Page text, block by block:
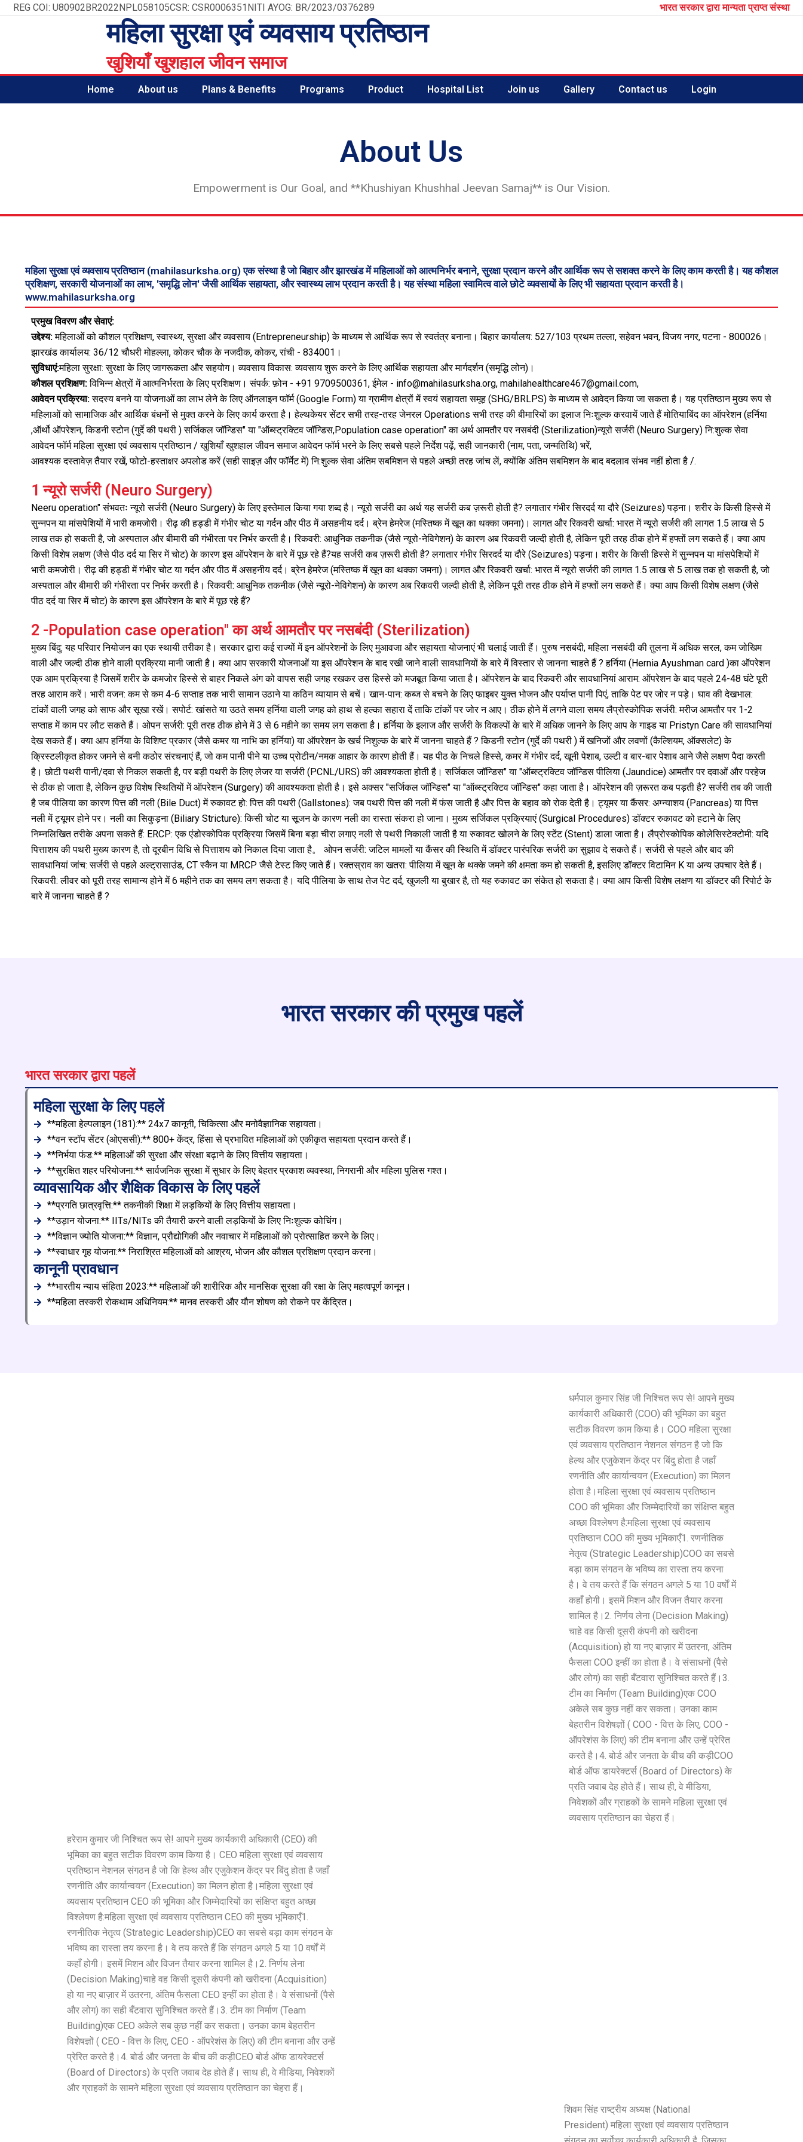
SkipREG COI: U80902BR2022NPL058105CSR: CSR0006351NITI AYOG: BR/2023/0376289 भारत सरकार द्वारा मान्यता प्राप्त संस्था
महिला सुरक्षा एवं व्यवसाय प्रतिष्ठान
खुशियाँ खुशहाल जीवन समाज
Home About us Plans & Benefits Programs Product Hospital List Join us Gallery Contact us Login
About Us
Empowerment is Our Goal, and **Khushiyan Khushhal Jeevan Samaj** is Our Vision.
महिला सुरक्षा एवं व्यवसाय प्रतिष्ठान (mahilasurksha.org) एक संस्था है जो बिहार और झारखंड में महिलाओं को आत्मनिर्भर बनाने, सुरक्षा प्रदान करने और आर्थिक रूप से सशक्त करने के लिए काम करती है। यह कौशल
प्रशिक्षण, सरकारी योजनाओं का लाभ, 'समृद्धि लोन' जैसी आर्थिक सहायता, और स्वास्थ्य लाभ प्रदान करती है। यह संस्था महिला स्वामित्व वाले छोटे व्यवसायों के लिए भी सहायता प्रदान करती है।
www.mahilasurksha.org
प्रमुख विवरण और सेवाएं:
उद्देश्य:महिलाओं को कौशल प्रशिक्षण, स्वास्थ्य, सुरक्षा और व्यवसाय (Entrepreneurship) के माध्यम से आर्थिक रूप से स्वतंत्र बनाना। बिहार कार्यालय: 527/103 प्रथम तल्ला, सहेवन भवन, विजय नगर, पटना - 800026।
झारखंड कार्यालय: 36/12 चौधरी मोहल्ला, कोकर चौक के नजदीक, कोकर, रांची - 834001।
सुविधाएं:महिला सुरक्षा: सुरक्षा के लिए जागरूकता और सहयोग। व्यवसाय विकास: व्यवसाय शुरू करने के लिए आर्थिक सहायता और मार्गदर्शन (समृद्धि लोन)।
कौशल प्रशिक्षण:विभिन्न क्षेत्रों में आत्मनिर्भरता के लिए प्रशिक्षण। संपर्क: फ़ोन - +91 9709500361, ईमेल - info@mahilasurksha.org, mahilahealthcare467@gmail.com,
आवेदन प्रक्रिया:सदस्य बनने या योजनाओं का लाभ लेने के लिए ऑनलाइन फॉर्म (Google Form) या ग्रामीण क्षेत्रों में स्वयं सहायता समूह (SHG/BRLPS) के माध्यम से आवेदन किया जा सकता है। यह प्रतिष्ठान मुख्य रूप से
महिलाओं को सामाजिक और आर्थिक बंधनों से मुक्त करने के लिए कार्य करता है। हेल्थकेयर सेंटर सभी तरह-तरह जेनरल Operations सभी तरह की बीमारियों का इलाज निःशुल्क करवायें जाते हैं मोतियाबिंद का ऑपरेशन (हर्निया
,ऑर्थो ऑपरेशन, किडनी स्टोन (गुर्दे की पथरी ) सर्जिकल जॉन्डिस" या "ऑब्स्ट्रक्टिव जॉन्डिस,Population case operation" का अर्थ आमतौर पर नसबंदी (Sterilization)न्यूरो सर्जरी (Neuro Surgery) नि:शुल्क सेवा
आवेदन फॉर्म महिला सुरक्षा एवं व्यवसाय प्रतिष्ठान / खुशियाँ खुशहाल जीवन समाज आवेदन फॉर्म भरने के लिए सबसे पहले निर्देश पढ़ें, सही जानकारी (नाम, पता, जन्मतिथि) भरें,
आवश्यक दस्तावेज़ तैयार रखें, फोटो-हस्ताक्षर अपलोड करें (सही साइज़ और फॉर्मेट में) नि:शुल्क सेवा अंतिम सबमिशन से पहले अच्छी तरह जांच लें, क्योंकि अंतिम सबमिशन के बाद बदलाव संभव नहीं होता है /.
1 न्यूरो सर्जरी (Neuro Surgery)
Neeru operation" संभवतः न्यूरो सर्जरी (Neuro Surgery) के लिए इस्तेमाल किया गया शब्द है। न्यूरो सर्जरी का अर्थ यह सर्जरी कब ज़रूरी होती है? लगातार गंभीर सिरदर्द या दौरे (Seizures) पड़ना। शरीर के किसी हिस्से में
सुन्नपन या मांसपेशियों में भारी कमजोरी। रीढ़ की हड्डी में गंभीर चोट या गर्दन और पीठ में असहनीय दर्द। ब्रेन हेमरेज (मस्तिष्क में खून का थक्का जमना)। लागत और रिकवरी खर्चा: भारत में न्यूरो सर्जरी की लागत ₹1.5 लाख से ₹5
लाख तक हो सकती है, जो अस्पताल और बीमारी की गंभीरता पर निर्भर करती है। रिकवरी: आधुनिक तकनीक (जैसे न्यूरो-नेविगेशन) के कारण अब रिकवरी जल्दी होती है, लेकिन पूरी तरह ठीक होने में हफ्तों लग सकते हैं। क्या आप
किसी विशेष लक्षण (जैसे पीठ दर्द या सिर में चोट) के कारण इस ऑपरेशन के बारे में पूछ रहे हैं?यह सर्जरी कब ज़रूरी होती है? लगातार गंभीर सिरदर्द या दौरे (Seizures) पड़ना। शरीर के किसी हिस्से में सुन्नपन या मांसपेशियों में
भारी कमजोरी। रीढ़ की हड्डी में गंभीर चोट या गर्दन और पीठ में असहनीय दर्द। ब्रेन हेमरेज (मस्तिष्क में खून का थक्का जमना)। लागत और रिकवरी खर्चा: भारत में न्यूरो सर्जरी की लागत ₹1.5 लाख से ₹5 लाख तक हो सकती है, जो
अस्पताल और बीमारी की गंभीरता पर निर्भर करती है। रिकवरी: आधुनिक तकनीक (जैसे न्यूरो-नेविगेशन) के कारण अब रिकवरी जल्दी होती है, लेकिन पूरी तरह ठीक होने में हफ्तों लग सकते हैं। क्या आप किसी विशेष लक्षण (जैसे
पीठ दर्द या सिर में चोट) के कारण इस ऑपरेशन के बारे में पूछ रहे हैं?
2 -Population case operation" का अर्थ आमतौर पर नसबंदी (Sterilization)
मुख्य बिंदु: यह परिवार नियोजन का एक स्थायी तरीका है। सरकार द्वारा कई राज्यों में इन ऑपरेशनों के लिए मुआवजा और सहायता योजनाएं भी चलाई जाती हैं। पुरुष नसबंदी, महिला नसबंदी की तुलना में अधिक सरल, कम जोखिम
वाली और जल्दी ठीक होने वाली प्रक्रिया मानी जाती है। क्या आप सरकारी योजनाओं या इस ऑपरेशन के बाद रखी जाने वाली सावधानियों के बारे में विस्तार से जानना चाहते हैं ? हर्निया (Hernia Ayushman card )का ऑपरेशन
एक आम प्रक्रिया है जिसमें शरीर के कमजोर हिस्से से बाहर निकले अंग को वापस सही जगह रखकर उस हिस्से को मजबूत किया जाता है। ऑपरेशन के बाद रिकवरी और सावधानियां आराम: ऑपरेशन के बाद पहले 24-48 घंटे पूरी
तरह आराम करें। भारी वजन: कम से कम 4-6 सप्ताह तक भारी सामान उठाने या कठिन व्यायाम से बचें। खान-पान: कब्ज से बचने के लिए फाइबर युक्त भोजन और पर्याप्त पानी पिएं, ताकि पेट पर जोर न पड़े। घाव की देखभाल:
टांकों वाली जगह को साफ और सूखा रखें। सपोर्ट: खांसते या उठते समय हर्निया वाली जगह को हाथ से हल्का सहारा दें ताकि टांकों पर जोर न आए। ठीक होने में लगने वाला समय लैप्रोस्कोपिक सर्जरी: मरीज आमतौर पर 1-2
सप्ताह में काम पर लौट सकते हैं। ओपन सर्जरी: पूरी तरह ठीक होने में 3 से 6 महीने का समय लग सकता है। हर्निया के इलाज और सर्जरी के विकल्पों के बारे में अधिक जानने के लिए आप के गाइड या Pristyn Care की सावधानियां
देख सकते हैं। क्या आप हर्निया के विशिष्ट प्रकार (जैसे कमर या नाभि का हर्निया) या ऑपरेशन के खर्च निशुल्क के बारे में जानना चाहते हैं ? किडनी स्टोन (गुर्दे की पथरी ) में खनिजों और लवणों (कैल्शियम, ऑक्सलेट) के
क्रिस्टलीकृत होकर जमने से बनी कठोर संरचनाएं हैं, जो कम पानी पीने या उच्च प्रोटीन/नमक आहार के कारण होती हैं। यह पीठ के निचले हिस्से, कमर में गंभीर दर्द, खूनी पेशाब, उल्टी व बार-बार पेशाब आने जैसे लक्षण पैदा करती
है। छोटी पथरी पानी/दवा से निकल सकती है, पर बड़ी पथरी के लिए लेजर या सर्जरी (PCNL/URS) की आवश्यकता होती है। सर्जिकल जॉन्डिस" या "ऑब्स्ट्रक्टिव जॉन्डिस पीलिया (Jaundice) आमतौर पर दवाओं और परहेज
से ठीक हो जाता है, लेकिन कुछ विशेष स्थितियों में ऑपरेशन (Surgery) की आवश्यकता होती है। इसे अक्सर "सर्जिकल जॉन्डिस" या "ऑब्स्ट्रक्टिव जॉन्डिस" कहा जाता है। ऑपरेशन की ज़रूरत कब पड़ती है? सर्जरी तब की जाती
है जब पीलिया का कारण पित्त की नली (Bile Duct) में रुकावट हो: पित्त की पथरी (Gallstones): जब पथरी पित्त की नली में फंस जाती है और पित्त के बहाव को रोक देती है। ट्यूमर या कैंसर: अग्न्याशय (Pancreas) या पित्त
नली में ट्यूमर होने पर। नली का सिकुड़ना (Biliary Stricture): किसी चोट या सूजन के कारण नली का रास्ता संकरा हो जाना। मुख्य सर्जिकल प्रक्रियाएं (Surgical Procedures) डॉक्टर रुकावट को हटाने के लिए
निम्नलिखित तरीके अपना सकते हैं: ERCP: एक एंडोस्कोपिक प्रक्रिया जिसमें बिना बड़ा चीरा लगाए नली से पथरी निकाली जाती है या रुकावट खोलने के लिए स्टेंट (Stent) डाला जाता है। लैप्रोस्कोपिक कोलेसिस्टेक्टोमी: यदि
पित्ताशय की पथरी मुख्य कारण है, तो दूरबीन विधि से पित्ताशय को निकाल दिया जाता है。 ओपन सर्जरी: जटिल मामलों या कैंसर की स्थिति में डॉक्टर पारंपरिक सर्जरी का सुझाव दे सकते हैं। सर्जरी से पहले और बाद की
सावधानियां जांच: सर्जरी से पहले अल्ट्रासाउंड, CT स्कैन या MRCP जैसे टेस्ट किए जाते हैं। रक्तस्राव का खतरा: पीलिया में खून के थक्के जमने की क्षमता कम हो सकती है, इसलिए डॉक्टर विटामिन K या अन्य उपचार देते हैं।
रिकवरी: लीवर को पूरी तरह सामान्य होने में 6 महीने तक का समय लग सकता है। यदि पीलिया के साथ तेज पेट दर्द, खुजली या बुखार है, तो यह रुकावट का संकेत हो सकता है। क्या आप किसी विशेष लक्षण या डॉक्टर की रिपोर्ट के
बारे में जानना चाहते हैं ?
भारत सरकार की प्रमुख पहलें
भारत सरकार द्वारा पहलें
महिला सुरक्षा के लिए पहलें
**महिला हेल्पलाइन (181):** 24x7 कानूनी, चिकित्सा और मनोवैज्ञानिक सहायता।
**वन स्टॉप सेंटर (ओएससी):** 800+ केंद्र, हिंसा से प्रभावित महिलाओं को एकीकृत सहायता प्रदान करते हैं।
**निर्भया फंड:** महिलाओं की सुरक्षा और संरक्षा बढ़ाने के लिए वित्तीय सहायता।
**सुरक्षित शहर परियोजना:** सार्वजनिक सुरक्षा में सुधार के लिए बेहतर प्रकाश व्यवस्था, निगरानी और महिला पुलिस गश्त।
व्यावसायिक और शैक्षिक विकास के लिए पहलें
**प्रगति छात्रवृत्ति:** तकनीकी शिक्षा में लड़कियों के लिए वित्तीय सहायता।
**उड़ान योजना:** IITs/NITs की तैयारी करने वाली लड़कियों के लिए निःशुल्क कोचिंग।
**विज्ञान ज्योति योजना:** विज्ञान, प्रौद्योगिकी और नवाचार में महिलाओं को प्रोत्साहित करने के लिए।
**स्वाधार गृह योजना:** निराश्रित महिलाओं को आश्रय, भोजन और कौशल प्रशिक्षण प्रदान करना।
कानूनी प्रावधान
**भारतीय न्याय संहिता 2023:** महिलाओं की शारीरिक और मानसिक सुरक्षा की रक्षा के लिए महत्वपूर्ण कानून।
**महिला तस्करी रोकथाम अधिनियम:** मानव तस्करी और यौन शोषण को रोकने पर केंद्रित।
धर्मपाल कुमार सिंह जी निश्चित रूप से! आपने मुख्य
कार्यकारी अधिकारी (COO) की भूमिका का बहुत
सटीक विवरण काम किया है। COO महिला सुरक्षा
एवं व्यवसाय प्रतिष्ठान नेशनल संगठन है जो कि
हेल्थ और एजुकेशन केंद्र पर बिंदु होता है जहाँ
रणनीति और कार्यान्वयन (Execution) का मिलन
होता है। ​महिला सुरक्षा एवं व्यवसाय प्रतिष्ठान
COO की भूमिका और जिम्मेदारियों का संक्षिप्त बहुत
अच्छा विश्लेषण है: ​महिला सुरक्षा एवं व्यवसाय
प्रतिष्ठान COO की मुख्य भूमिकाएँ ​1. रणनीतिक
नेतृत्व (Strategic Leadership) ​COO का सबसे
बड़ा काम संगठन के भविष्य का रास्ता तय करना
है। वे तय करते हैं कि संगठन अगले 5 या 10 वर्षों में
कहाँ होगी। इसमें मिशन और विजन तैयार करना
शामिल है। ​2. निर्णय लेना (Decision Making) ​
चाहे वह किसी दूसरी कंपनी को खरीदना
(Acquisition) हो या नए बाज़ार में उतरना, अंतिम
फैसला COO इन्हीं का होता है। वे संसाधनों (पैसे
और लोग) का सही बँटवारा सुनिश्चित करते हैं। ​3.
टीम का निर्माण (Team Building) ​एक COO
अकेले सब कुछ नहीं कर सकता। उनका काम
बेहतरीन विशेषज्ञों ( COO - वित्त के लिए, COO -
ऑपरेशंस के लिए) की टीम बनाना और उन्हें प्रेरित
करते है। ​4. बोर्ड और जनता के बीच की कड़ी ​COO
बोर्ड ऑफ डायरेक्टर्स (Board of Directors) के
प्रति जवाब देह होते हैं। साथ ही, वे मीडिया,
निवेशकों और ग्राहकों के सामने महिला सुरक्षा एवं
व्यवसाय प्रतिष्ठान का चेहरा हैं।
हरेराम कुमार जी निश्चित रूप से! आपने मुख्य कार्यकारी अधिकारी (CEO) की
भूमिका का बहुत सटीक विवरण काम किया है। CEO महिला सुरक्षा एवं व्यवसाय
प्रतिष्ठान नेशनल संगठन है जो कि हेल्थ और एजुकेशन केंद्र पर बिंदु होता है जहाँ
रणनीति और कार्यान्वयन (Execution) का मिलन होता है। ​महिला सुरक्षा एवं
व्यवसाय प्रतिष्ठान CEO की भूमिका और जिम्मेदारियों का संक्षिप्त बहुत अच्छा
विश्लेषण है: ​महिला सुरक्षा एवं व्यवसाय प्रतिष्ठान CEO की मुख्य भूमिकाएँ ​1.
रणनीतिक नेतृत्व (Strategic Leadership) ​CEO का सबसे बड़ा काम संगठन के
भविष्य का रास्ता तय करना है। वे तय करते हैं कि संगठन अगले 5 या 10 वर्षों में
कहाँ होगी। इसमें मिशन और विजन तैयार करना शामिल है। ​2. निर्णय लेना
(Decision Making) ​चाहे वह किसी दूसरी कंपनी को खरीदना (Acquisition)
हो या नए बाज़ार में उतरना, अंतिम फैसला CEO इन्हीं का होता है। वे संसाधनों (पैसे
और लोग) का सही बँटवारा सुनिश्चित करते हैं। ​3. टीम का निर्माण (Team
Building) ​एक CEO अकेले सब कुछ नहीं कर सकता। उनका काम बेहतरीन
विशेषज्ञों ( CEO - वित्त के लिए, CEO - ऑपरेशंस के लिए) की टीम बनाना और उन्हें
प्रेरित करते है। ​4. बोर्ड और जनता के बीच की कड़ी ​CEO बोर्ड ऑफ डायरेक्टर्स
(Board of Directors) के प्रति जवाब देह होते हैं। साथ ही, वे मीडिया, निवेशकों
और ग्राहकों के सामने महिला सुरक्षा एवं व्यवसाय प्रतिष्ठान का चेहरा हैं।
शिवम सिंह राष्ट्रीय अध्यक्ष (National
President) महिला सुरक्षा एवं व्यवसाय प्रतिष्ठान